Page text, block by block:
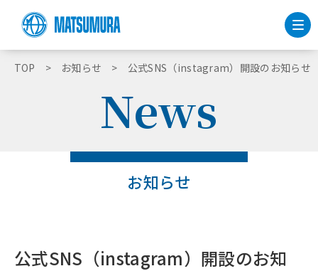
TOP お知らせ 公式SNS（instagram）開設のお知らせ
News
お知らせ
公式SNS（instagram）開設のお知